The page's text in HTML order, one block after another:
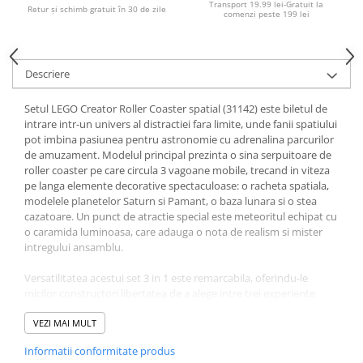
Ghiozdane pentru grădinită
Penare
Penare echipate
Penare neechipate
Penare tip etui
Acuarele și pensule școlare
Acuarele școlare și Tempera
Pensule școlare
Pahare și palete pictură
Retur și schimb gratuit în 30 de zile
Transport 19.99 lei-Gratuit la
comenzi peste 199 lei
Descriere
Setul LEGO Creator Roller Coaster spatial (31142) este biletul de
intrare intr-un univers al distractiei fara limite, unde fanii spatiului
pot imbina pasiunea pentru astronomie cu adrenalina parcurilor
de amuzament. Modelul principal prezinta o sina serpuitoare de
roller coaster pe care circula 3 vagoane mobile, trecand in viteza
pe langa elemente decorative spectaculoase: o racheta spatiala,
modelele planetelor Saturn si Pamant, o baza lunara si o stea
cazatoare. Un punct de atractie special este meteoritul echipat cu
o caramida luminoasa, care adauga o nota de realism si mister
intregului ansamblu.
Versatilitatea acestui set 3 in 1 este remarcabila, oferindu-le
diferite. Dupa ce au explorat roller coaster-ul, copiii pot reconstrui
piesele intr-un turn de cadere libera cu ascensor functional sau
caramizii luminoase pentru un efect vizual deosebit. Cele 5
VEZI MAI MULT
Informatii conformitate produs